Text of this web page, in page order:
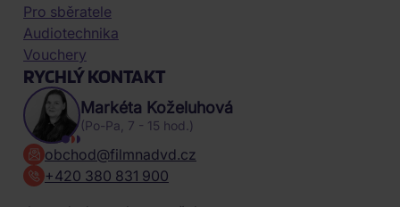
Pro sběratele
Audiotechnika
Vouchery
RYCHLÝ KONTAKT
Markéta Koželuhová
(Po-Pa, 7 - 15 hod.)
obchod@filmnadvd.cz
+420 380 831 900